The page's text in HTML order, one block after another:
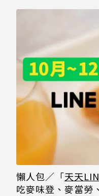
懶人包／「天天
吃麥味登、麥當勞